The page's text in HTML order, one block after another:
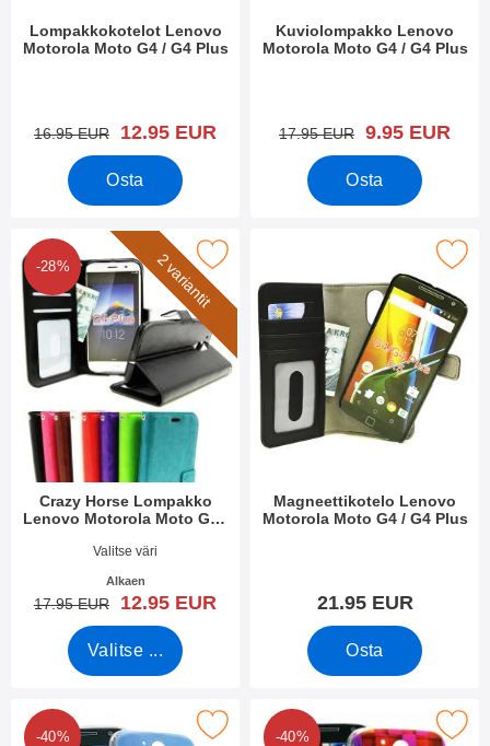
Lompakkokotelot Lenovo
Motorola Moto G4 / G4 Plus
vanha hinta
16.95 EUR uusi hinta
12.95 EUR
Osta
Kuviolompakko Lenovo
Motorola Moto G4 / G4 Plus
vanha hinta
17.95 EUR uusi hinta
9.95 EUR
Osta
2 variantit
-28%
Crazy Horse Lompakko
Lenovo Motorola Moto G4 /
Tuote.nro 19789
Valitse väri
Alkaen
vanha hinta
17.95 EUR uusi hinta
12.95 EUR
Valitse ...
Horse Lompakko Lenovo Motorola Moto G4 / G4 Plus
Magneettikotelo Lenovo
Motorola Moto G4 / G4 Plus
21.95 EUR
Osta
Merkitse magneettikotelo Lenovo
-40%
Designkotelo Lenovo Motorola Moto G4 / G4 Plus
-40%
Merkitse tPU-Designkotelo Lenovo